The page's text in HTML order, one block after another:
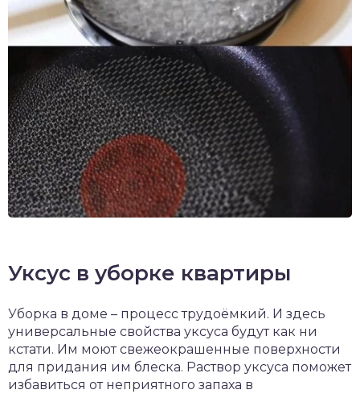
Уксус в уборке квартиры
Уборка в доме – процесс трудоёмкий. И здесь
универсальные свойства уксуса будут как ни
кстати. Им моют свежеокрашенные поверхности
для придания им блеска. Раствор уксуса поможет
избавиться от неприятного запаха в